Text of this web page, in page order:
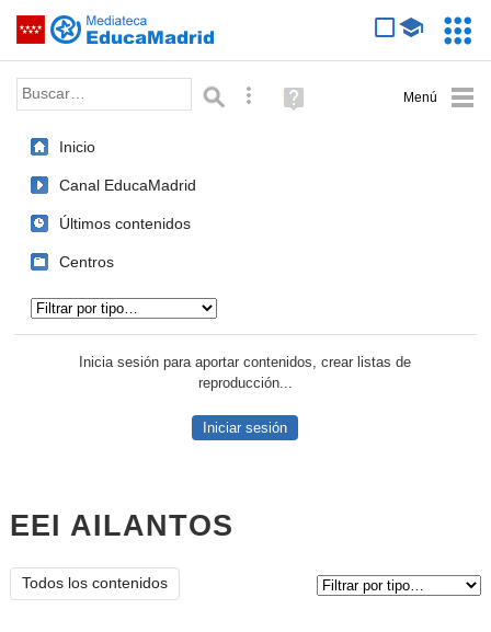
Saltar navegación
Palabra o frase: Búsqueda avanzada
Ayuda
(en
Inicio
Canal EducaMadrid
Últimos contenidos
Centros
Inicia sesión para aportar contenidos, crear listas de
reproducción...
Iniciar sesión
EEI AILANTOS
Todos los contenidos